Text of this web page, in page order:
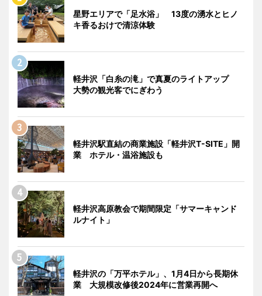
星野エリアで「足水浴」 13度の湧水とヒノ
キ香るおけで清涼体験
軽井沢「白糸の滝」で真夏のライトアップ
大勢の観光客でにぎわう
軽井沢駅直結の商業施設「軽井沢T-SITE」開
業 ホテル・温浴施設も
軽井沢高原教会で期間限定「サマーキャンド
ルナイト」
軽井沢の「万平ホテル」、1月4日から長期休
業 大規模改修後2024年に営業再開へ